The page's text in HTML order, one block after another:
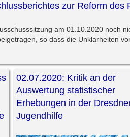
zur Reform des
am 01.10.2020 noch
so dass die Unklarheiten
02.07.2020: Kritik an der
Auswertung statistischer
Erhebungen in der
Jugendhilfe